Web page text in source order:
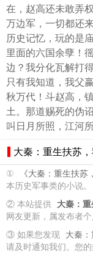
在，赵高还未敢弄
万边军，一切都还
历史记忆，玩的是
里面的六国余孽！
边？我分化瓦解打
只有我知道，我父
秋万代！斗赵高，
土。那道赐死的伪
叫日月所照，江河
大秦：重生扶苏
① 《大秦：重生扶苏
本历史军事类的小说。
② 本站提供
大秦：
网友更新，属发布者
③ 如果您发现
大秦
请及时通知我们。您